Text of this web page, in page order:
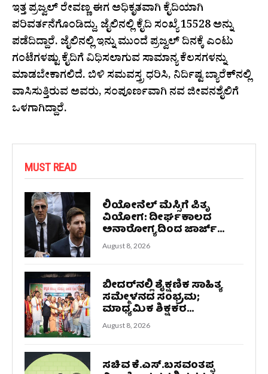
ಇತ್ತ ಪ್ರಜ್ವಲ್ ರೇವಣ್ಣ ಈಗ ಅಧಿಕೃತವಾಗಿ ಕೈದಿಯಾಗಿ
ಪರಿವರ್ತನೆಗೊಂಡಿದ್ದು, ಜೈಲಿನಲ್ಲಿ ಕೈದಿ ಸಂಖ್ಯೆ 15528 ಅನ್ನು
ಪಡೆದಿದ್ದಾರೆ. ಜೈಲಿನಲ್ಲಿ ಇನ್ನು ಮುಂದೆ ಪ್ರಜ್ವಲ್ ದಿನಕ್ಕೆ ಎಂಟು
ಗಂಟೆಗಳಷ್ಟು ಕೈದಿಗೆ ವಿಧಿಸಲಾಗುವ ಸಾಮಾನ್ಯ ಕೆಲಸಗಳನ್ನು
ಮಾಡಬೇಕಾಗಲಿದೆ. ಬಿಳಿ ಸಮವಸ್ತ್ರ ಧರಿಸಿ, ನಿರ್ದಿಷ್ಟ ಬ್ಯಾರೆಕ್‌ನಲ್ಲಿ
ವಾಸಿಸುತ್ತಿರುವ ಅವರು, ಸಂಪೂರ್ಣವಾಗಿ ನವ ಜೀವನಶೈಲಿಗೆ
ಒಳಗಾಗಿದ್ದಾರೆ.
MUST READ
ಲಿಯೋನೆಲ್ ಮೆಸ್ಸಿಗೆ ಪಿತೃ
ವಿಯೋಗ: ದೀರ್ಘಕಾಲದ
ಅನಾರೋಗ್ಯದಿಂದ ಜಾರ್ಜ್...
August 8, 2026
ಬೀದರ್‌ನಲ್ಲಿ ಶೈಕ್ಷಣಿಕ ಸಾಹಿತ್ಯ
ಸಮ್ಮೇಳನದ ಸಂಭ್ರಮ;
ಮಾಧ್ಯಮಿಕ ಶಿಕ್ಷಕರ...
August 8, 2026
ಸಚಿವ ಕೆ.ಎಸ್.ಬಸವಂತಪ್ಪ